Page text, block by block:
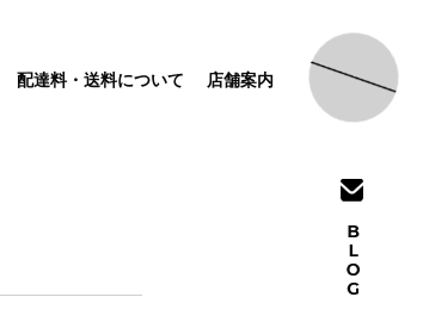
配達料・送料について 店舗案内